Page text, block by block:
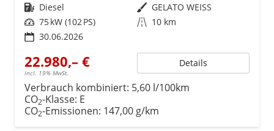
Kraftstoff Diesel Außenfarbe GELATO WEISS
Leistung 75 kW (102 PS) Kilometerstand 10 km
30.06.2026
22.980,– €
incl. 19% MwSt.
Details
Verbrauch kombiniert: 5,60 l/100km
CO2-Klasse: E
CO2-Emissionen: 147,00 g/km